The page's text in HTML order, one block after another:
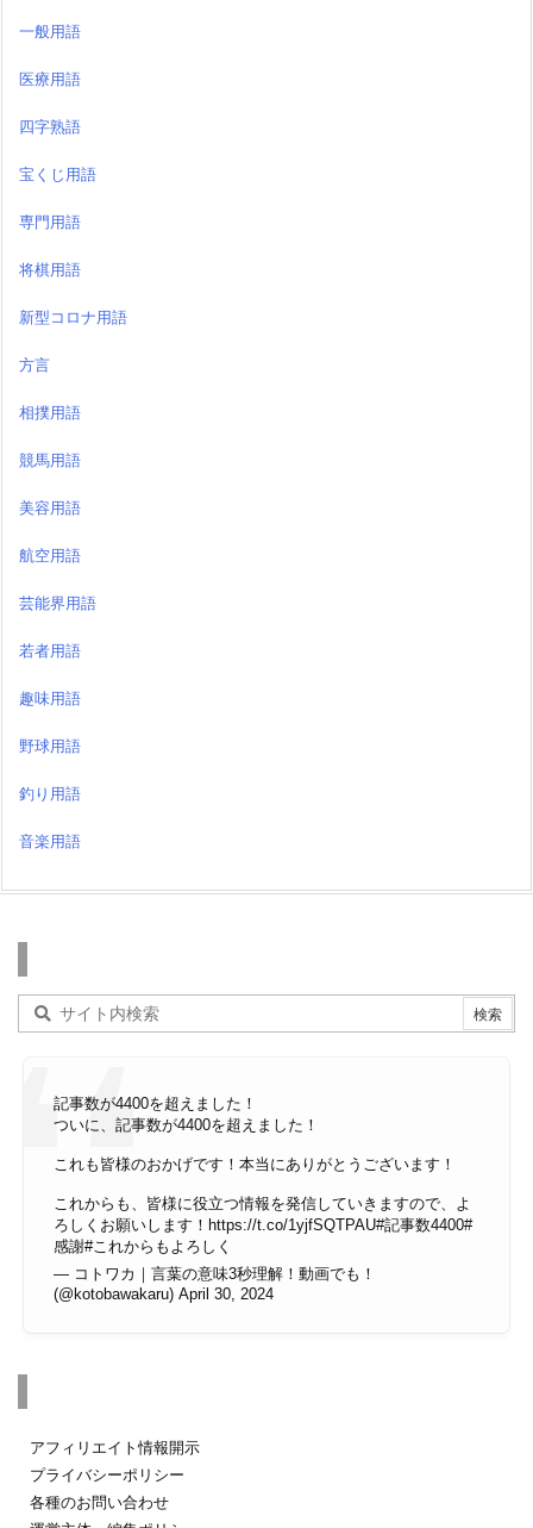
一般用語
医療用語
四字熟語
宝くじ用語
専門用語
将棋用語
新型コロナ用語
方言
相撲用語
競馬用語
美容用語
航空用語
芸能界用語
若者用語
趣味用語
野球用語
釣り用語
音楽用語
記事数が4400を超えました！
ついに、記事数が4400を超えました！
これも皆様のおかげです！本当にありがとうございます！
これからも、皆様に役立つ情報を発信していきますので、よ
ろしくお願いします！ https://t.co/1yjfSQTPAU#記事数4400#
感謝#これからもよろしく
— コトワカ｜言葉の意味3秒理解！動画でも！
(@kotobawakaru) April 30, 2024
アフィリエイト情報開示
プライバシーポリシー
各種のお問い合わせ